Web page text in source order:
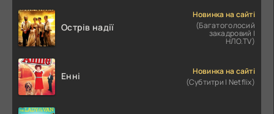
Острів надії
Новинка на сайті
(Багатоголосий
закадровий |
НЛО.TV)
Енні
Новинка на сайті
(Субтитри | Netflix)